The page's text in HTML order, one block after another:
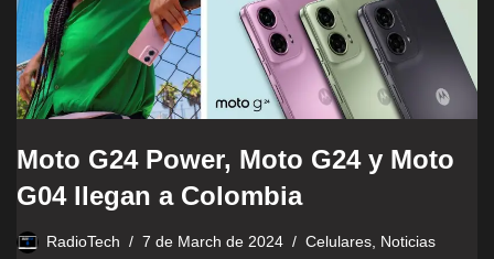
Moto G24 Power, Moto G24 y Moto
G04 llegan a Colombia
RadioTech 7 de March de 2024 Celulares Noticias